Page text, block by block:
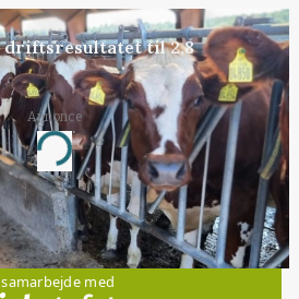
driftsresultatet til 2,8
Annonce
Jobs
samarbejde med